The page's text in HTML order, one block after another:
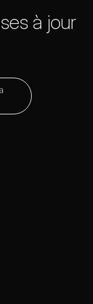
à jour